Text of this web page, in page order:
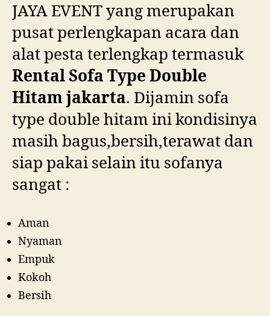
JAYA EVENT yang merupakan
pusat perlengkapan acara dan
alat pesta terlengkap termasuk
Rental Sofa Type Double
Hitam jakarta. Dijamin sofa
type double hitam ini kondisinya
masih bagus,bersih,terawat dan
siap pakai selain itu sofanya
sangat :
Aman
Nyaman
Empuk
Kokoh
Bersih